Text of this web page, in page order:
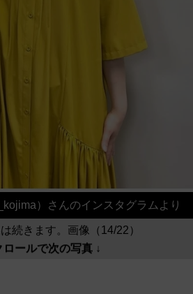
）さんのインスタグラムより
続きます。画像（14/22）
ロールで次の写真 ↓